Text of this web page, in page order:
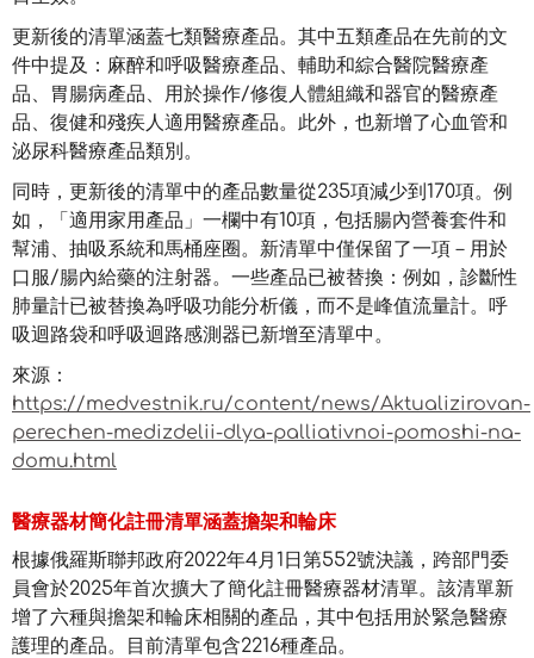
更新後的清單涵蓋七類醫療產品。其中五類產品在先前的文
件中提及：麻醉和呼吸醫療產品、輔助和綜合醫院醫療產
品、胃腸病產品、用於操作/修復人體組織和器官的醫療產
品、復健和殘疾人適用醫療產品。此外，也新增了心血管和
泌尿科醫療產品類別。
同時，更新後的清單中的產品數量從235項減少到170項。例
如，「適用家用產品」一欄中有10項，包括腸內營養套件和
幫浦、抽吸系統和馬桶座圈。新清單中僅保留了一項－用於
口服/腸內給藥的注射器。一些產品已被替換：例如，診斷性
肺量計已被替換為呼吸功能分析儀，而不是峰值流量計。呼
吸迴路袋和呼吸迴路感測器已新增至清單中。
來源：
https://medvestnik.ru/content/news/Aktualizirovan-
perechen-medizdelii-dlya-palliativnoi-pomoshi-na-
domu.html
醫療器材簡化註冊清單涵蓋擔架和輪床
根據俄羅斯聯邦政府2022年4月1日第552號決議，跨部門委
員會於2025年首次擴大了簡化註冊醫療器材清單。該清單新
增了六種與擔架和輪床相關的產品，其中包括用於緊急醫療
護理的產品。目前清單包含2216種產品。